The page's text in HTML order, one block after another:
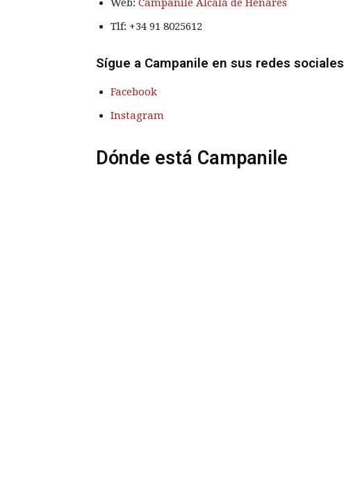
Web: Campanile Alcalá de Henares
Tlf: +34 91 8025612
Sígue a Campanile en sus redes sociales
Facebook
Instagram
Dónde está Campanile